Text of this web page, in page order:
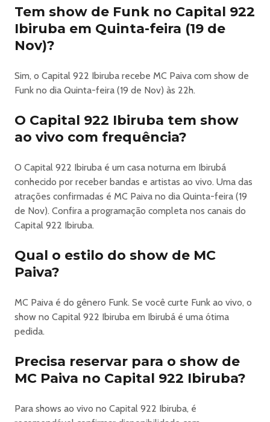
Tem show de Funk no Capital 922
Ibiruba em Quinta-feira (19 de
Nov)?
Sim, o Capital 922 Ibiruba recebe MC Paiva com show de
Funk no dia Quinta-feira (19 de Nov) às 22h.
O Capital 922 Ibiruba tem show
ao vivo com frequência?
O Capital 922 Ibiruba é um casa noturna em Ibirubá
conhecido por receber bandas e artistas ao vivo. Uma das
atrações confirmadas é MC Paiva no dia Quinta-feira (19
de Nov). Confira a programação completa nos canais do
Capital 922 Ibiruba.
Qual o estilo do show de MC
Paiva?
MC Paiva é do gênero Funk. Se você curte Funk ao vivo, o
show no Capital 922 Ibiruba em Ibirubá é uma ótima
pedida.
Precisa reservar para o show de
MC Paiva no Capital 922 Ibiruba?
Para shows ao vivo no Capital 922 Ibiruba, é